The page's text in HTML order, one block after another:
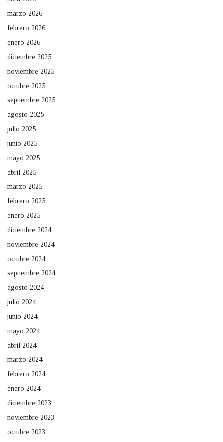
marzo 2026
febrero 2026
enero 2026
diciembre 2025
noviembre 2025
octubre 2025
septiembre 2025
agosto 2025
julio 2025
junio 2025
mayo 2025
abril 2025
marzo 2025
febrero 2025
enero 2025
diciembre 2024
noviembre 2024
octubre 2024
septiembre 2024
agosto 2024
julio 2024
junio 2024
mayo 2024
abril 2024
marzo 2024
febrero 2024
enero 2024
diciembre 2023
noviembre 2023
octubre 2023